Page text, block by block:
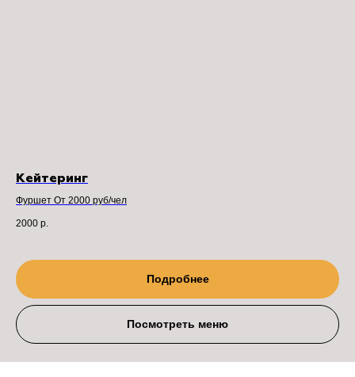
Кейтеринг
Фуршет От 2000 руб/чел
2000 р.
Подробнее
Посмотреть меню